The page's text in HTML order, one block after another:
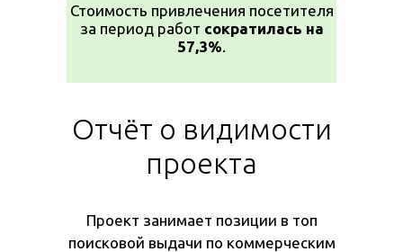
Стоимость привлечения посетителя
за период работ сократилась на
57,3%.
Отчёт о видимости
проекта
Проект занимает позиции в топ
поисковой выдачи по коммерческим